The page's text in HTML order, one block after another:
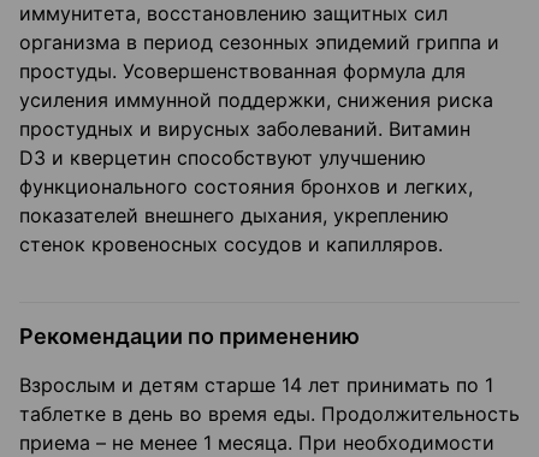
иммунитета, восстановлению защитных сил
организма в период сезонных эпидемий гриппа и
простуды. Усовершенствованная формула для
усиления иммунной поддержки, снижения риска
простудных и вирусных заболеваний. Витамин
D3 и кверцетин способствуют улучшению
функционального состояния бронхов и легких,
показателей внешнего дыхания, укреплению
стенок кровеносных сосудов и капилляров.
Рекомендации по применению
Взрослым и детям старше 14 лет принимать по 1
таблетке в день во время еды. Продолжительность
приема – не менее 1 месяца. При необходимости